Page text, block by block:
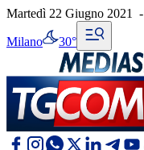
Martedì 22 Giugno 2021 -
Milano 30°